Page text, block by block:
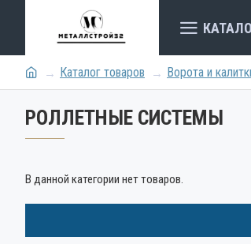
Каталог товаров Ворота и
РОЛЛЕТНЫЕ СИСТЕМЫ
В данной категории нет товаров.